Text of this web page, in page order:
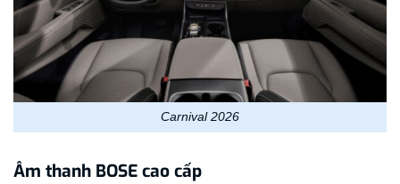
Carnival 2026
Âm thanh BOSE cao cấp